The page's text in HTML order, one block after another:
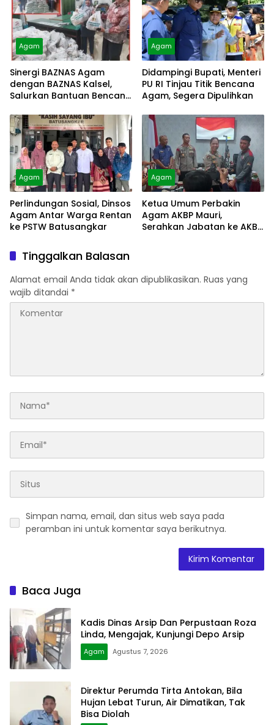
Agam
Sinergi BAZNAS Agam
dengan BAZNAS Kalsel,
Salurkan Bantuan Bencana
Agam
Didampingi Bupati, Menteri
PU RI Tinjau Titik Bencana
Agam, Segera Dipulihkan
Agam
Perlindungan Sosial, Dinsos
Agam Antar Warga Rentan
ke PSTW Batusangkar
Agam
Ketua Umum Perbakin
Agam AKBP Mauri,
Serahkan Jabatan ke AKBP
Tinggalkan Balasan
Alamat email Anda tidak akan dipublikasikan. Ruas yang
wajib ditandai *
Simpan nama, email, dan situs web saya pada
peramban ini untuk komentar saya berikutnya.
Baca Juga
Kadis Dinas Arsip Dan Perpustaan Roza
Linda, Mengajak, Kunjungi Depo Arsip
Agam Agustus 7, 2026
Direktur Perumda Tirta Antokan, Bila
Hujan Lebat Turun, Air Dimatikan, Tak
Bisa Diolah